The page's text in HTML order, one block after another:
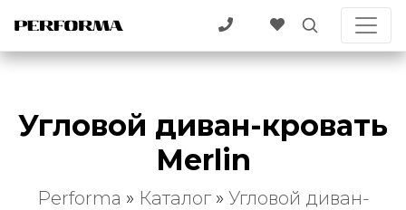
Угловой диван-кровать
Merlin
Performa » Каталог » Угловой диван-